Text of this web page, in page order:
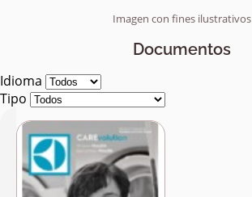
Imagen con fines ilustrativos
Documentos
Idioma
Tipo